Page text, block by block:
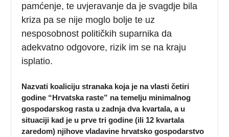
pamćenje, te uvjeravanje da je svagdje bila
kriza pa se nije moglo bolje te uz
nesposobnost političkih suparnika da
adekvatno odgovore, rizik im se na kraju
isplatio.
Nazvati koaliciju stranaka koja je na vlasti četiri
godine “Hrvatska raste” na temelju minimalnog
gospodarskog rasta u zadnja dva kvartala, a u
situaciji kad je u prve tri godine (ili 12 kvartala
zaredom) njihove vladavine hrvatsko gospodarstvo